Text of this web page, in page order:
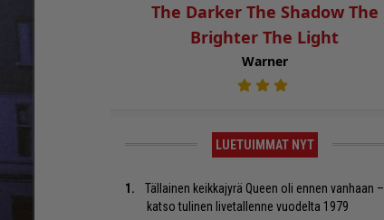
The Darker The Shadow The
Brighter The Light
Warner
LUETUIMMAT NYT
Tällainen keikkajyrä Queen oli ennen vanhaan –
katso tulinen livetallenne vuodelta 1979